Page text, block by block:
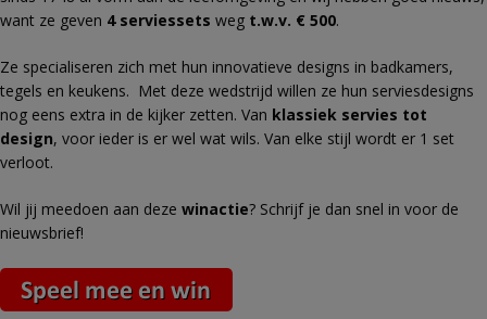
want ze geven 4 serviessets weg t.w.v. € 500.
Ze specialiseren zich met hun innovatieve designs in badkamers,
tegels en keukens. Met deze wedstrijd willen ze hun serviesdesigns
nog eens extra in de kijker zetten. Van klassiek servies tot
design, voor ieder is er wel wat wils. Van elke stijl wordt er 1 set
verloot.
Wil jij meedoen aan deze winactie? Schrijf je dan snel in voor de
nieuwsbrief!